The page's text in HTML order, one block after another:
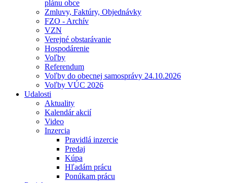
plánu obce
Zmluvy, Faktúry, Objednávky
FZO - Archív
VZN
Verejné obstarávanie
Hospodárenie
Voľby
Referendum
Voľby do obecnej samosprávy 24.10.2026
Voľby VÚC 2026
Udalosti
Aktuality
Kalendár akcií
Video
Inzercia
Pravidlá inzercie
Predaj
Kúpa
Hľadám prácu
Ponúkam prácu